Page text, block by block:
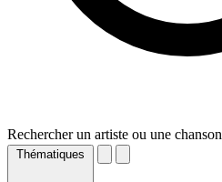
Rechercher un artiste ou une chanson
Thématiques